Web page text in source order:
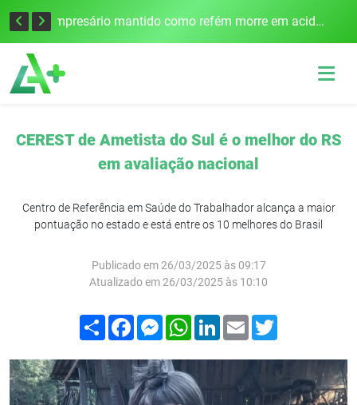
Edital para construção de ponte entre Itapiranga e Barra do Guarita deve ser lançado no segundo semestre Empresário mantido como refém morre em acidente após assalto em Cerro Largo
CEREST de Ametista do Sul é o melhor do RS
em avaliação nacional
Centro de Referência em Saúde do Trabalhador alcança a maior
pontuação no estado e está entre os 10 melhores do Brasil
Publicado em 26/03/2025 às 09:17
Atualizado em 26/03/2025 às 10:10
Compartilhar
FacebookMessenger
WhatsApp
LinkedIn
Email